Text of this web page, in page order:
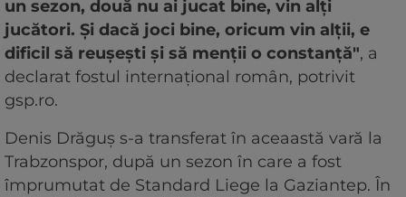
un sezon, două nu ai jucat bine, vin alți
jucători. Și dacă joci bine, oricum vin alții, e
dificil să reușești și să menții o constanță", a
declarat fostul internațional român, potrivit
gsp.ro.
Denis Drăguș s-a transferat în aceaastă vară la
Trabzonspor, după un sezon în care a fost
împrumutat de Standard Liege la Gaziantep. În